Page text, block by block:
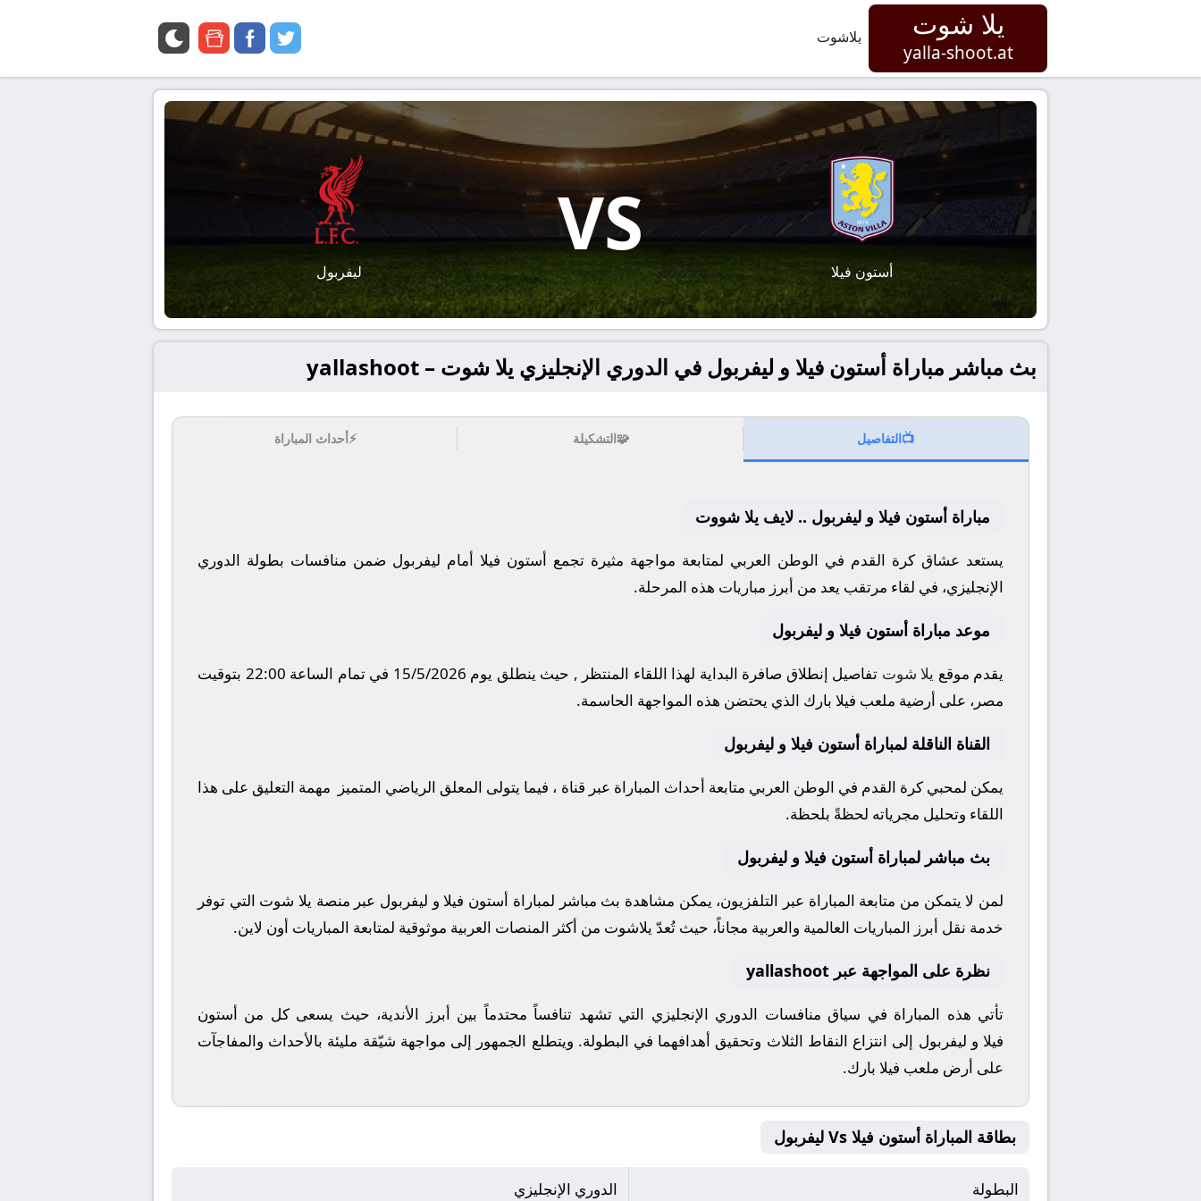
يلا شوت
yalla-shoot.at
يلاشوت twitter
facebook
google
أستون فيلا
VS
ليفربول
بث مباشر مباراة أستون فيلا و ليفربول في الدوري الإنجليزي يلا شوت – yallashoot
📺التفاصيل 🧩التشكيلة ⚡أحداث المباراة
مباراة أستون فيلا و ليفربول .. لايف يلا شووت
يستعد عشاق كرة القدم في الوطن العربي لمتابعة مواجهة مثيرة تجمع أستون فيلا أمام ليفربول ضمن منافسات بطولة الدوري
الإنجليزي، في لقاء مرتقب يعد من أبرز مباريات هذه المرحلة.
موعد مباراة أستون فيلا و ليفربول
يقدم موقع يلا شوت تفاصيل إنطلاق صافرة البداية لهذا اللقاء المنتظر , حيث ينطلق يوم 15/5/2026 في تمام الساعة 22:00 بتوقيت
مصر، على أرضية ملعب فيلا بارك الذي يحتضن هذه المواجهة الحاسمة.
القناة الناقلة لمباراة أستون فيلا و ليفربول
يمكن لمحبي كرة القدم في الوطن العربي متابعة أحداث المباراة عبر قناة ، فيما يتولى المعلق الرياضي المتميز
مهمة التعليق على هذا
اللقاء وتحليل مجرياته لحظةً بلحظة.
بث مباشر لمباراة أستون فيلا و ليفربول
لمن لا يتمكن من متابعة المباراة عبر التلفزيون، يمكن مشاهدة بث مباشر لمباراة أستون فيلاو ليفربول عبر منصة يلا شوت التي توفر
خدمة نقل أبرز المباريات العالمية والعربية مجاناً، حيث تُعدّ يلاشوت من أكثر المنصات العربية موثوقية لمتابعة المباريات أون لاين.
نظرة على المواجهة عبر yallashoot
تأتي هذه المباراة في سياق منافسات الدوري الإنجليزي التي تشهد تنافساً محتدماً بين أبرز الأندية، حيث يسعى كل من أستون
فيلاو ليفربول إلى انتزاع النقاط الثلاث وتحقيق أهدافهما في البطولة. ويتطلع الجمهور إلى مواجهة شيّقة مليئة بالأحداث والمفاجآت
على أرض ملعب فيلا بارك.
بطاقة المباراة أستون فيلا Vs ليفربول
البطولة الدوري الإنجليزي